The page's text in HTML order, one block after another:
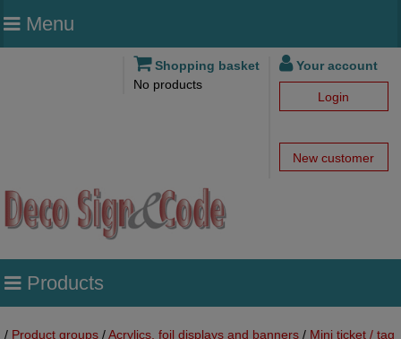
Menu
Shopping basket
No products
Your account
Login
New customer
Products
/ Product groups/Acrylics, foil displays and banners/ Mini ticket / tag